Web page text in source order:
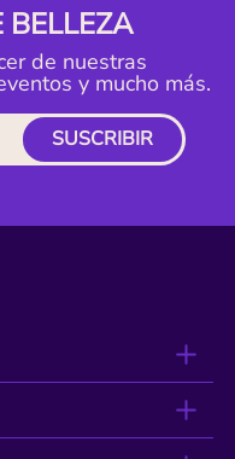
BELLEZA
de nuestras
y mucho más.
SUSCRIBIR